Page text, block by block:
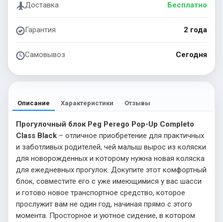
Доставка Бесплатно
Гарантия 2 года
Самовывоз Сегодня
Описание Характеристики Отзывы
Прогулочный блок Peg Perego Pop-Up Completo
Class Black – отличное приобретение для практичных
и заботливых родителей, чей малыш вырос из коляски
для новорожденных и которому нужна новая коляска
для ежедневных прогулок. Докупите этот комфортный
блок, совместите его с уже имеющимися у вас шасси
и готово новое транспортное средство, которое
прослужит вам не один год, начиная прямо с этого
момента. Просторное и уютное сидение, в котором